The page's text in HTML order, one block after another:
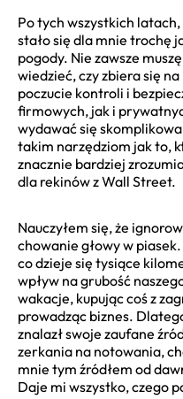
Po tych wszystkich
stało się dla mnie trochę
pogody. Nie zawsze
wiedzieć, czy zbiera się
poczucie kontroli i
firmowych, jak i
wydawać się
takim narzędziom jak to,
znacznie bardziej
dla rekinów z Wall Street.
Nauczyłem się, że
chowanie głowy w
co dzieje się tysiące
wpływ na grubość
wakacje, kupując coś z
prowadząc biznes.
znalazł swoje zaufane
zerkania na notowania,
mnie tym źródłem od
Daje mi wszystko, czego